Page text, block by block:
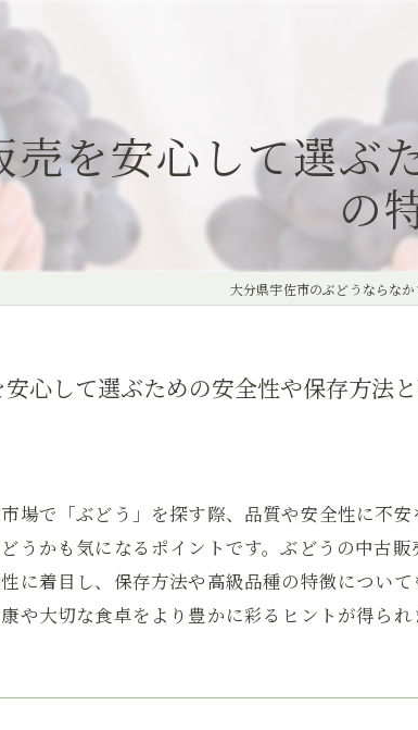
売を安心して選ぶ
の
大分県宇佐市のぶどうならな
心して選ぶための安全性や保存方法
場で「ぶどう」を探す際、品質や安全性に不
うかも気になるポイントです。ぶどうの中古
に着目し、保存方法や高級品種の特徴につい
や大切な食卓をより豊かに彩るヒントが得られ